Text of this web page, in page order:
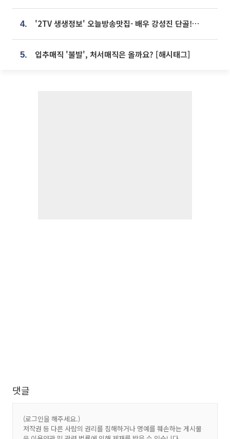
4. '2TV 생생정보' 오늘방송맛집- 배우 강성진 단골! 쌀국수ㆍ푸팟퐁 커리 맛집 '블○○○'
5. 입추매직 '불발', 처서매직은 올까요? [해시태그]
댓글